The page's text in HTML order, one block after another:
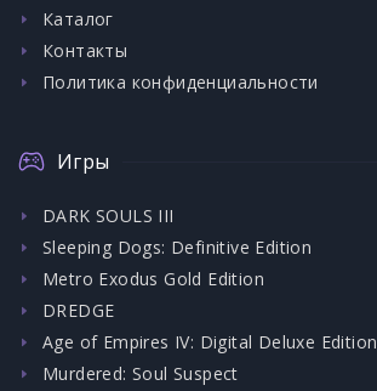
Каталог
Контакты
Политика конфиденциальности
Игры
DARK SOULS III
Sleeping Dogs: Definitive Edition
Metro Exodus Gold Edition
DREDGE
Age of Empires IV: Digital Deluxe Edition
Murdered: Soul Suspect